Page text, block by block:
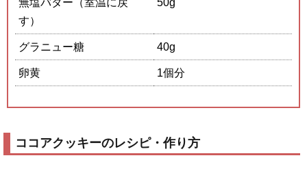
無塩バター（室温に戻
す）
50g
グラニュー糖 40g
卵黄 1個分
ココアクッキーのレシピ・作り方